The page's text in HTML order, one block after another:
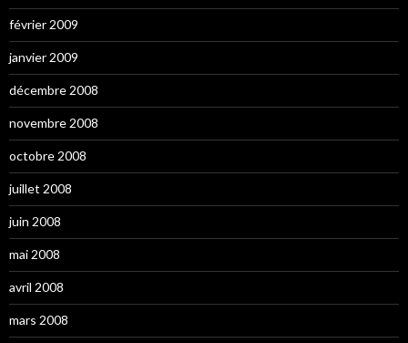
février 2009
janvier 2009
décembre 2008
novembre 2008
octobre 2008
juillet 2008
juin 2008
mai 2008
avril 2008
mars 2008